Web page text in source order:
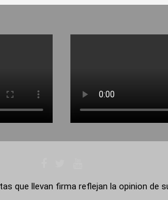
que llevan firma reflejan la opinion de